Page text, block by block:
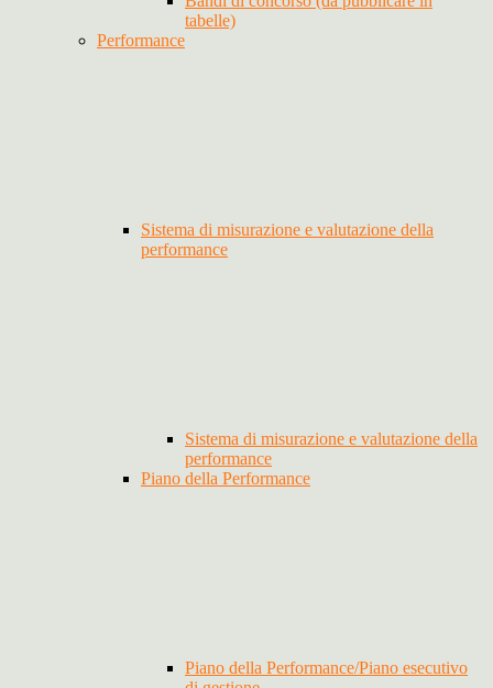
tabelle)
Performance
Sistema di misurazione e valutazione della
performance
Sistema di misurazione e valutazione della
performance
Piano della Performance
Piano della Performance/Piano esecutivo